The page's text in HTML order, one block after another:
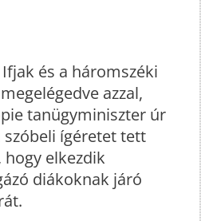
és a háromszéki
azzal,
tanügyminiszter úr
szóbeli ígéretet tett
elkezdik
diákoknak járó